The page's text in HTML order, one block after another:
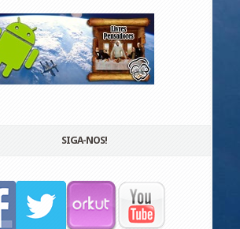
SIGA-NOS!